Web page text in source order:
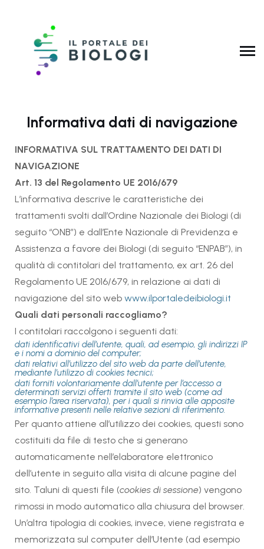
Informativa dati di navigazione
INFORMATIVA SUL TRATTAMENTO DEI DATI DI
NAVIGAZIONE
Art. 13 del Regolamento UE 2016/679
L’informativa descrive le caratteristiche dei
trattamenti svolti dall’Ordine Nazionale dei Biologi (di
seguito “ONB”) e dall’Ente Nazionale di Previdenza e
Assistenza a favore dei Biologi (di seguito “ENPAB”), in
qualità di contitolari del trattamento, ex art. 26 del
Regolamento UE 2016/679, in relazione ai dati di
navigazione del sito web www.ilportaledeibiologi.it
Quali dati personali raccogliamo?
I contitolari raccolgono i seguenti dati:
dati identificativi dell’utente, quali, ad esempio, gli indirizzi IP
e i nomi a dominio del computer;
dati relativi all’utilizzo del sito web da parte dell’utente,
mediante l’utilizzo di cookies tecnici;
dati forniti volontariamente dall’utente per l’accesso a
determinati servizi offerti tramite il sito web (come ad
esempio l’area riservata), per i quali si rinvia alle apposite
informative presenti nelle relative sezioni di riferimento.
Per quanto attiene all’utilizzo dei cookies, questi sono
costituiti da file di testo che si generano
automaticamente nell’elaboratore elettronico
dell’utente in seguito alla visita di alcune pagine del
sito. Taluni di questi file (cookies di sessione) vengono
rimossi in modo automatico alla chiusura del browser.
Un’altra tipologia di cookies, invece, viene registrata e
memorizzata sul computer dell’Utente (ad esempio